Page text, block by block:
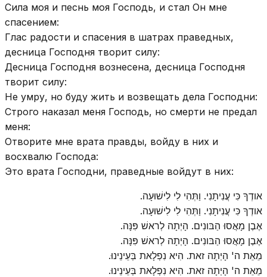
Сила моя и песнь моя Господь, и стал Он мне
спасением:
Глас радости и спасения в шатрах праведных,
десница Господня творит силу:
Десница Господня вознесена, десница Господня
творит силу:
Не умру, но буду жить и возвещать дела Господни:
Строго наказал меня Господь, но смерти не предал
меня:
Отворите мне врата правды, войду в них и
восхвалю Господа:
Это врата Господни, праведные войдут в них:
אודְךָ כִּי עֲנִיתָנִי. וַתְּהִי לִי לִישׁוּעָה.
אודְךָ כִּי עֲנִיתָנִי. וַתְּהִי לִי לִישׁוּעָה.
אֶבֶן מָאֲסוּ הַבּונִים. הָיְתָה לְראשׁ פִּנָּה.
אֶבֶן מָאֲסוּ הַבּונִים. הָיְתָה לְראשׁ פִּנָּה.
מֵאֵת ה' הָיְתָה זאת. הִיא נִפְלָאת בְּעֵינֵינוּ.
מֵאֵת ה' הָיְתָה זאת. הִיא נִפְלָאת בְּעֵינֵינוּ.